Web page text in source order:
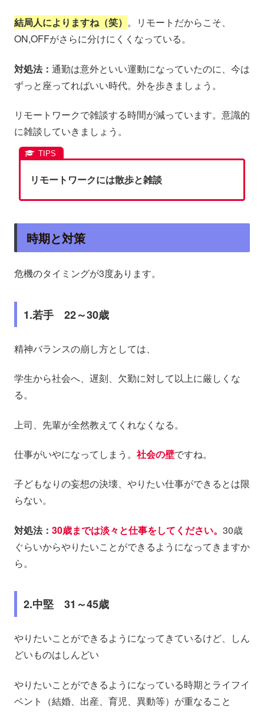
結局人によりますね（笑） 。リモートだからこそ、
ON,OFFがさらに分けにくくなっている。
対処法： 通勤は意外といい運動になっていたのに、今は
ずっと座ってればいい時代。外を歩きましょう。
リモートワークで雑談する時間が減っています。意識的
に雑談していきましょう。
リモートワークには散歩と雑談
時期と対策
危機のタイミングが3度あります。
1.若手 22～30歳
精神バランスの崩し方としては、
学生から社会へ、遅刻、欠勤に対して以上に厳しくな
る。
上司、先輩が全然教えてくれなくなる。
仕事がいやになってしまう。 社会の壁ですね。
子どもなりの妄想の決壊、やりたい仕事ができるとは限
らない。
対処法： 30歳までは淡々と仕事をしてください。 30歳
ぐらいからやりたいことができるようになってきますか
ら。
2.中堅 31～45歳
やりたいことができるようになってきているけど、しん
どいものはしんどい
やりたいことができるようになっている時期とライフイ
ベント（結婚、出産、育児、異動等）が重なること